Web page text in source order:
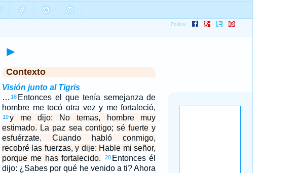
►
Contexto
Visión junto al Tigris
… 18 Entonces el que tenía semejanza de
hombre me tocó otra vez y me fortaleció,
19y me dijo: No temas, hombre muy
estimado. La paz sea contigo; sé fuerte y
esfuérzate. Cuando habló conmigo,
recobré las fuerzas, y dije: Hable mi señor,
porque me has fortalecido.
20 Entonces él
dijo: ¿Sabes por qué he venido a ti? Ahora